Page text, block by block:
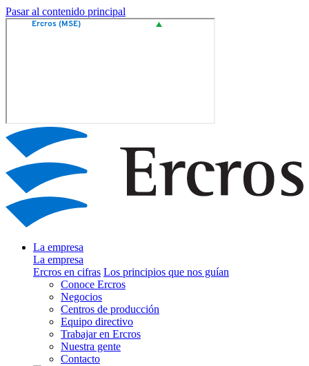
Pasar al contenido principal
La empresa
La empresa
Ercros en cifras Los principios que nos guían
Conoce Ercros
Negocios
Centros de producción
Equipo directivo
Trabajar en Ercros
Nuestra gente
Contacto